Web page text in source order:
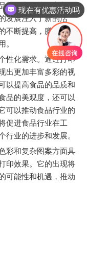
装饰和个性化定制领
发展注入了新的活
不断提高，膳印科技
。
性化需求。通过打印
出更加丰富多彩的视
以提高食品的品质和
品的美观度，还可以
可以推动食品行业的
促进食品行业在工
行业的进步和发展。
彩和复杂图案方面具
印效果。它的出现将
可能性和机遇，推动
可以介绍下你们的产品么
现在有优惠活动吗